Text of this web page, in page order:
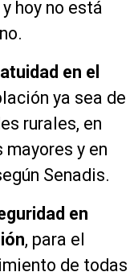
hoy no está
en el
ya sea de
rurales, en
y en
Senadis.
en
, para el
de todas